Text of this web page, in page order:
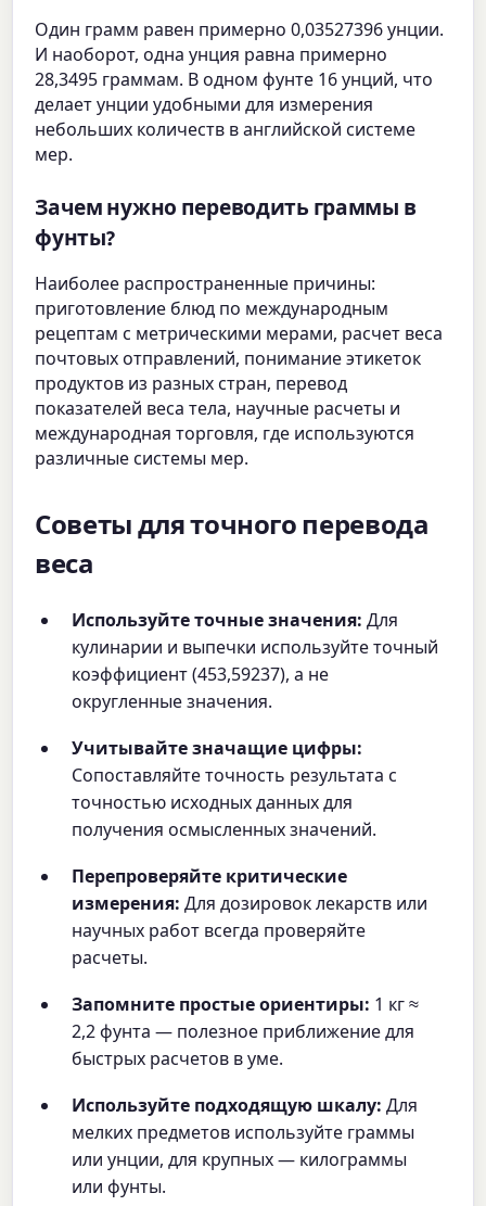
Один грамм равен примерно 0,03527396 унции.
И наоборот, одна унция равна примерно
28,3495 граммам. В одном фунте 16 унций, что
делает унции удобными для измерения
небольших количеств в английской системе
мер.
Зачем нужно переводить граммы в
фунты?
Наиболее распространенные причины:
приготовление блюд по международным
рецептам с метрическими мерами, расчет веса
почтовых отправлений, понимание этикеток
продуктов из разных стран, перевод
показателей веса тела, научные расчеты и
международная торговля, где используются
различные системы мер.
Советы для точного перевода
веса
Используйте точные значения: Для
кулинарии и выпечки используйте точный
коэффициент (453,59237), а не
округленные значения.
Учитывайте значащие цифры:
Сопоставляйте точность результата с
точностью исходных данных для
получения осмысленных значений.
Перепроверяйте критические
измерения: Для дозировок лекарств или
научных работ всегда проверяйте
расчеты.
Запомните простые ориентиры: 1 кг ≈
2,2 фунта — полезное приближение для
быстрых расчетов в уме.
Используйте подходящую шкалу: Для
мелких предметов используйте граммы
или унции, для крупных — килограммы
или фунты.